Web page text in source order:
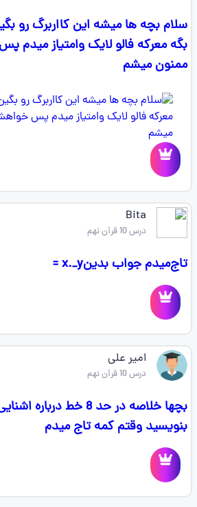
سلام بچه ها میشه این کااربرگ رو
بگه معرکه فالو لایک وامتیاز میدم
ممنون میشم
Bita
درس 10 قرآن نهم
تاج‌میدم جواب بدینx._y =
امیر علی
درس 10 قرآن نهم
بچها خلاصه در حد 8 خط
بنویسید وقتم کمه تاج میدم